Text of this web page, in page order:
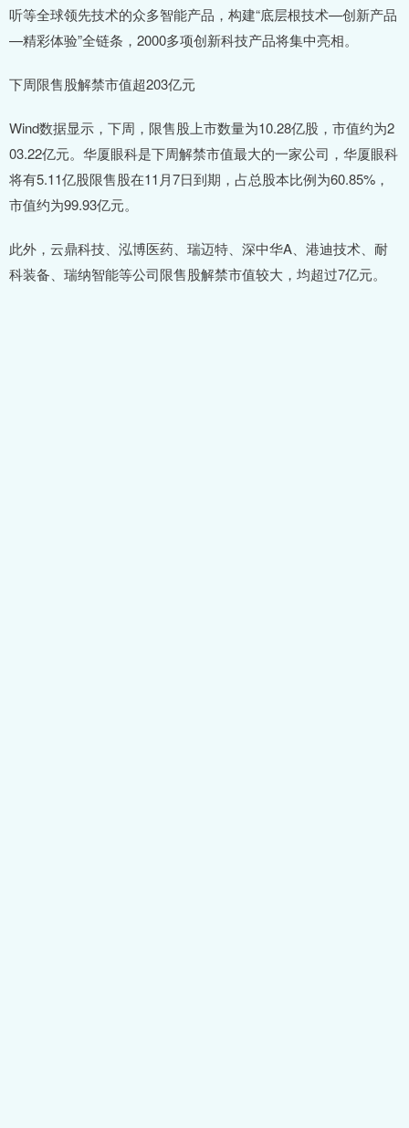
听等全球领先技术的众多智能产品，构建“底层根技术—创新产品
—精彩体验”全链条，2000多项创新科技产品将集中亮相。
下周限售股解禁市值超203亿元
Wind数据显示，下周，限售股上市数量为10.28亿股，市值约为2
03.22亿元。华厦眼科是下周解禁市值最大的一家公司，华厦眼科
将有5.11亿股限售股在11月7日到期，占总股本比例为60.85%，
市值约为99.93亿元。
此外，云鼎科技、泓博医药、瑞迈特、深中华A、港迪技术、耐
科装备、瑞纳智能等公司限售股解禁市值较大，均超过7亿元。